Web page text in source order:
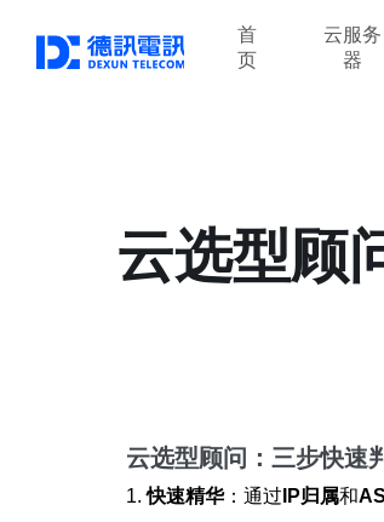
首
页
云服务
器
云选型顾
云选型顾问：三步快速
1.快速精华：通过 IP归属和